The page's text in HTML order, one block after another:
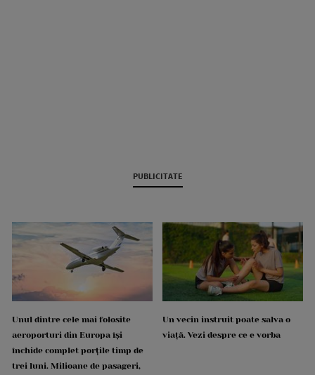
PUBLICITATE
Unul dintre cele mai folosite
aeroporturi din Europa își
închide complet porțile timp de
trei luni. Milioane de pasageri,
Un vecin instruit poate salva o
viață. Vezi despre ce e vorba